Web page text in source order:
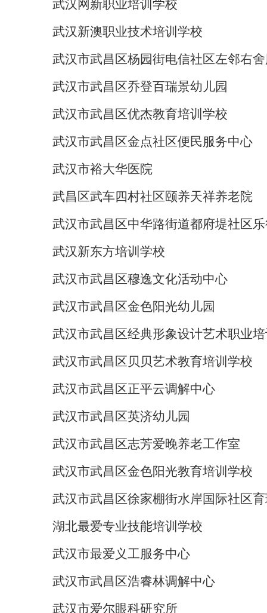
武汉网新职业培训学校
武汉新澳职业技术培训学校
武汉市武昌区杨园街电信社区左邻右
武汉市武昌区乔登百瑞景幼儿园
武汉市武昌区优杰教育培训学校
武汉市武昌区金点社区便民服务中心
武汉市裕大华医院
武昌区武车四村社区颐养天祥养老院
武汉市武昌区中华路街道都府堤社区
武汉新东方培训学校
武汉市武昌区穆逸文化活动中心
武汉市武昌区金色阳光幼儿园
武汉市武昌区经典形象设计艺术职业
武汉市武昌区贝贝艺术教育培训学校
武汉市武昌区正平云调解中心
武汉市武昌区英济幼儿园
武汉市武昌区志芳爱晚养老工作室
武汉市武昌区金色阳光教育培训学校
武汉市武昌区徐家棚街水岸国际社区
湖北最爱专业技能培训学校
武汉市最爱义工服务中心
武汉市武昌区浩睿林调解中心
武汉市爱尔眼科研究所